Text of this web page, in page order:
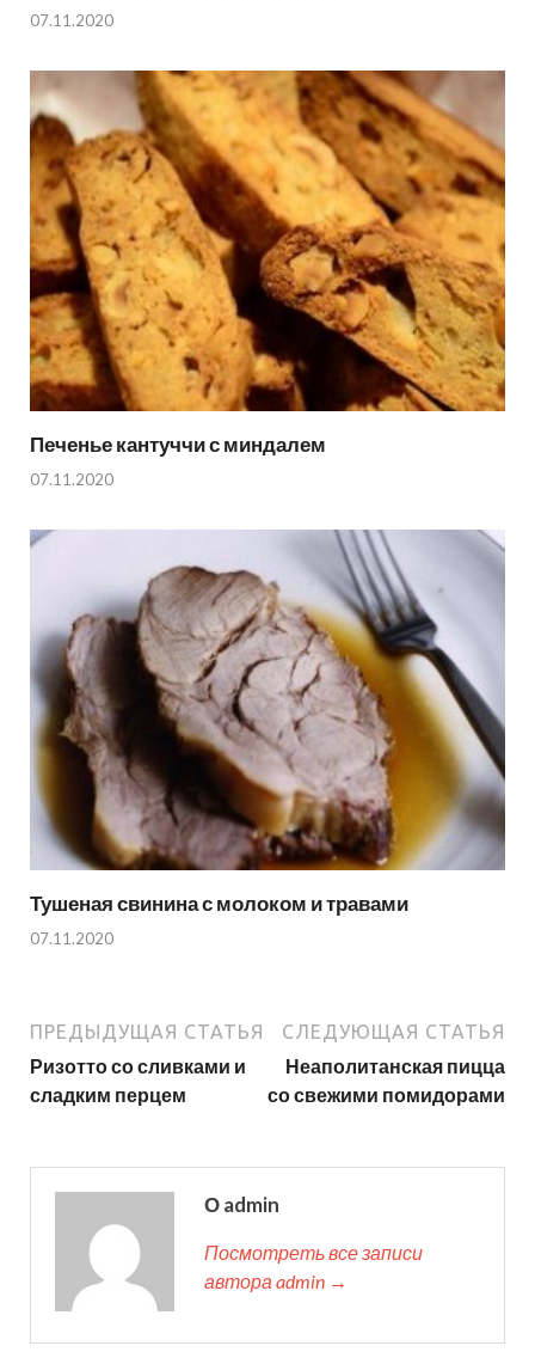
07.11.2020
Печенье кантуччи с миндалем
07.11.2020
Тушеная свинина с молоком и травами
07.11.2020
ПРЕДЫДУЩАЯ СТАТЬЯ
Ризотто со сливками и
сладким перцем
СЛЕДУЮЩАЯ СТАТЬЯ
Неаполитанская пицца
со свежими помидорами
О admin
Посмотреть все записи
автора admin →